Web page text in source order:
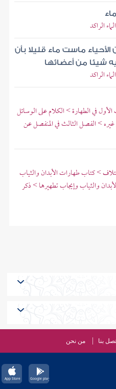
الراكد
ماست ماء قليلا بأن
شيئا من أعضائها
الراكد
في الطهارة > الكلام على الوسائل
غيره > الفصل الثالث في المنفصل عن
> كتاب طهارات الأبدان والثياب
والثياب وإيجاب تطهيرها > ذكر
اتصل بنا من نحن